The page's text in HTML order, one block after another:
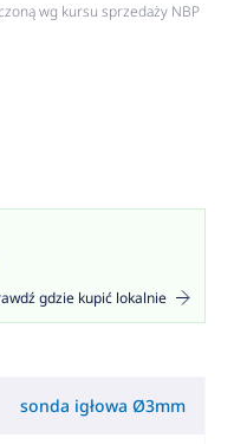
wg kursu sprzedaży NBP
gdzie kupić lokalnie
sonda igłowa Ø3mm